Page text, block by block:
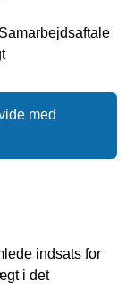
med
indsats for
i det